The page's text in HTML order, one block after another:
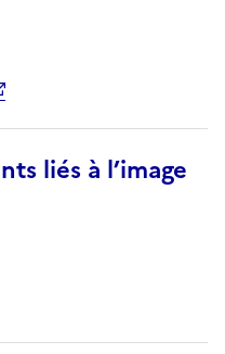
liés à l’image